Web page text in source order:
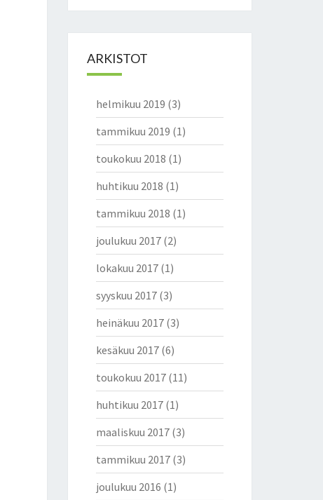
ARKISTOT
helmikuu 2019 (3)
tammikuu 2019 (1)
toukokuu 2018 (1)
huhtikuu 2018 (1)
tammikuu 2018 (1)
joulukuu 2017(2)
lokakuu 2017(1)
syyskuu 2017(3)
heinäkuu 2017(3)
kesäkuu 2017(6)
toukokuu 2017(11)
huhtikuu 2017(1)
maaliskuu 2017(3)
tammikuu 2017(3)
joulukuu 2016 (1)